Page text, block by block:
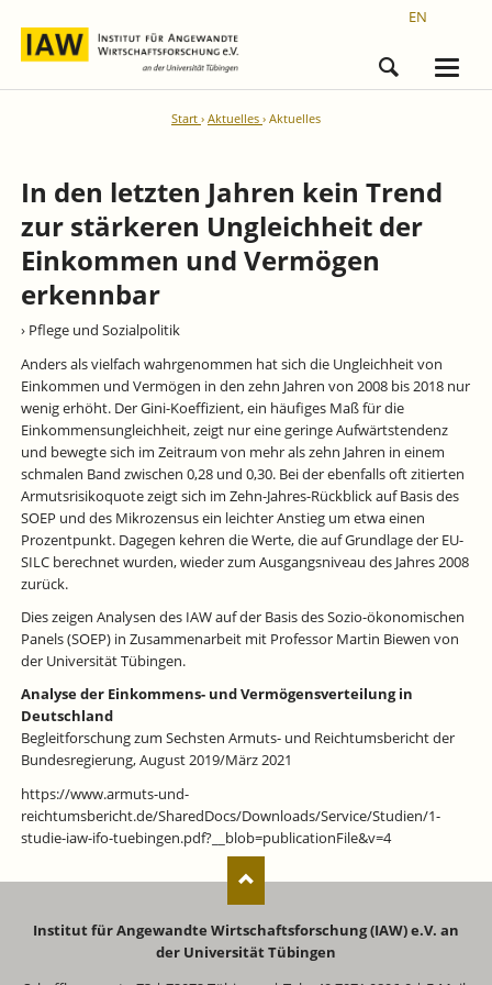
EN
Start Aktuelles Aktuelles
In den letzten Jahren kein Trend
zur stärkeren Ungleichheit der
Einkommen und Vermögen
erkennbar
› Pflege und Sozialpolitik
Anders als vielfach wahrgenommen hat sich die Ungleichheit von
Einkommen und Vermögen in den zehn Jahren von 2008 bis 2018 nur
wenig erhöht. Der Gini-Koeffizient, ein häufiges Maß für die
Einkommensungleichheit, zeigt nur eine geringe Aufwärtstendenz
und bewegte sich im Zeitraum von mehr als zehn Jahren in einem
schmalen Band zwischen 0,28 und 0,30. Bei der ebenfalls oft zitierten
Armutsrisikoquote zeigt sich im Zehn-Jahres-Rückblick auf Basis des
SOEP und des Mikrozensus ein leichter Anstieg um etwa einen
Prozentpunkt. Dagegen kehren die Werte, die auf Grundlage der EU-
SILC berechnet wurden, wieder zum Ausgangsniveau des Jahres 2008
zurück.
Dies zeigen Analysen des IAW auf der Basis des Sozio-ökonomischen
Panels (SOEP) in Zusammenarbeit mit Professor Martin Biewen von
der Universität Tübingen.
Analyse der Einkommens- und Vermögensverteilung in
Deutschland
Begleitforschung zum Sechsten Armuts- und Reichtumsbericht der
Bundesregierung, August 2019/März 2021
https://www.armuts-und-
reichtumsbericht.de/SharedDocs/Downloads/Service/Studien/1-
studie-iaw-ifo-tuebingen.pdf?__blob=publicationFile&v=4
Institut für Angewandte Wirtschaftsforschung (IAW) e.V. an
der Universität Tübingen